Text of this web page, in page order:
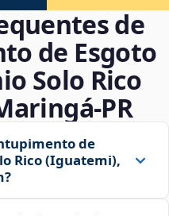
de
de Esgoto
Solo Rico
de
Rico (Iguatemi),